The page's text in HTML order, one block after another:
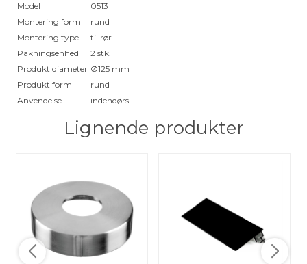
Model
0513
Montering form
rund
Montering type
til rør
Pakningsenhed
2 stk.
Produkt diameter Ø125 mm
Produkt form
rund
Anvendelse
indendørs
Lignende produkter